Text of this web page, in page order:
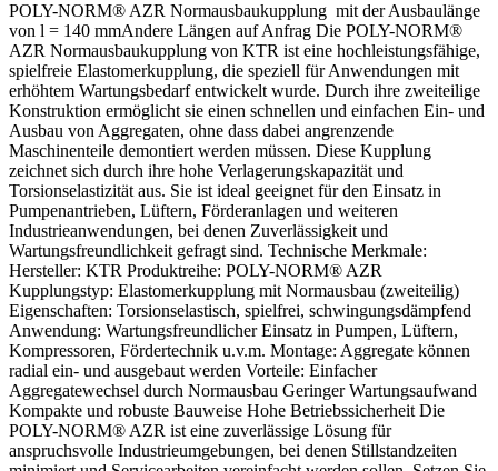
POLY-NORM® AZR Normausbaukupplung mit der Ausbaulänge
von l = 140 mmAndere Längen auf Anfrag Die POLY-NORM®
AZR Normausbaukupplung von KTR ist eine hochleistungsfähige,
spielfreie Elastomerkupplung, die speziell für Anwendungen mit
erhöhtem Wartungsbedarf entwickelt wurde. Durch ihre zweiteilige
Konstruktion ermöglicht sie einen schnellen und einfachen Ein- und
Ausbau von Aggregaten, ohne dass dabei angrenzende
Maschinenteile demontiert werden müssen. Diese Kupplung
zeichnet sich durch ihre hohe Verlagerungskapazität und
Torsionselastizität aus. Sie ist ideal geeignet für den Einsatz in
Pumpenantrieben, Lüftern, Förderanlagen und weiteren
Industrieanwendungen, bei denen Zuverlässigkeit und
Wartungsfreundlichkeit gefragt sind. Technische Merkmale:
Hersteller: KTR Produktreihe: POLY-NORM® AZR
Kupplungstyp: Elastomerkupplung mit Normausbau (zweiteilig)
Eigenschaften: Torsionselastisch, spielfrei, schwingungsdämpfend
Anwendung: Wartungsfreundlicher Einsatz in Pumpen, Lüftern,
Kompressoren, Fördertechnik u.v.m. Montage: Aggregate können
radial ein- und ausgebaut werden Vorteile: Einfacher
Aggregatewechsel durch Normausbau Geringer Wartungsaufwand
Kompakte und robuste Bauweise Hohe Betriebssicherheit Die
POLY-NORM® AZR ist eine zuverlässige Lösung für
anspruchsvolle Industrieumgebungen, bei denen Stillstandzeiten